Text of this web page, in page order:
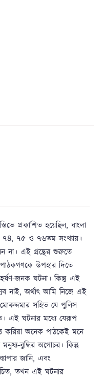
প্রকাশিত হয়েছিল, বাংলা
৭৪, ৭৫ ও ৭৬তম সংখ্যায়।
না। এই গ্রন্থের শুরুতে
পাঠকগণকে উপহার দিতে
জনক ঘটনা। কিন্তু এই
নাই, অর্থাৎ আমি নিজে এই
সহিত যে পুলিস
এই ঘটনার মধ্যে যেরূপ
করিয়া অনেক পাঠকেই মনে
বুদ্ধির অগোচর। কিন্তু
জানি, এবং
তখন এই ঘটনার